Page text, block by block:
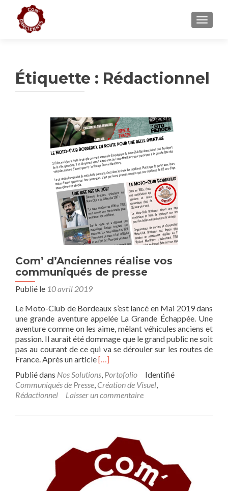
Étiquette : Rédactionnel
Com’ d’Anciennes réalise vos
communiqués de presse
Publié le 10 avril 2019
Le Moto-Club de Bordeaux s’est lancé en Mai 2019 dans
une grande aventure appelée La Grande Échappée. Une
aventure comme on les aime, mêlant véhicules anciens et
passion. Il aurait été dommage que le grand public ne soit
pas au courant de ce qui va se dérouler sur les routes de
France. Après un articleEn
plus
surCom’
d’Anciennes
presse
[…]
Publié dans Nos Solutions, Portofolio
Identifié
Communiqués de Presse, Création de Visuel,
Rédactionnel
Laisser un commentaire